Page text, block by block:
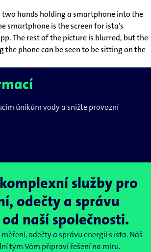
únikům vody a snižte provozní
služby pro
odečty a správu
naší společnosti.
odečty a správu energií s ista. Náš
tým Vám připraví řešení na míru.